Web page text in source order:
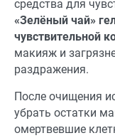
средства для
«Зелёный чай»
чувствительной
макияж и
раздражения.
После очищения
убрать остатки
омертвевшие